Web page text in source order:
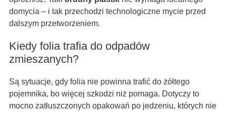
domycia – i tak przechodzi technologiczne mycie przed
dalszym przetworzeniem.
Kiedy folia trafia do odpadów
zmieszanych?
Są sytuacje, gdy folia nie powinna trafić do żółtego
pojemnika, bo więcej szkodzi niż pomaga. Dotyczy to
mocno zatłuszczonych opakowań po jedzeniu, których nie